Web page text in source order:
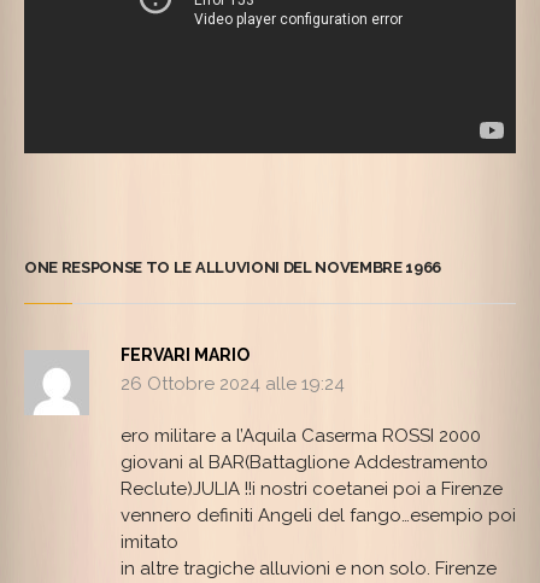
ONE RESPONSE TO LE ALLUVIONI DEL NOVEMBRE 1966
FERVARI MARIO
26 Ottobre 2024 alle 19:24
ero militare a l’Aquila Caserma ROSSI 2000
giovani al BAR(Battaglione Addestramento
Reclute)JULIA !!i nostri coetanei poi a Firenze
vennero definiti Angeli del fango…esempio poi
imitato
in altre tragiche alluvioni e non solo. Firenze